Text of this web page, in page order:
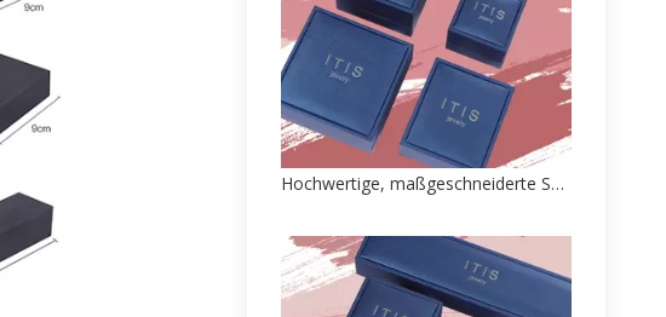
Hochwertige, maßgeschneiderte Schmuckpapier-Verpackungsbox-Fabrik